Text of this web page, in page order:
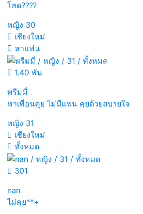
โสด????
หญิง 30
เชียงใหม่
หาแฟน
1.40 พัน
พรีมมี่
หาเพื่อนคุย ไม่มีเเฟน คุยด้วยสบายใจ
หญิง 31
เชียงใหม่
ทั้งหมด
301
nan
ไม่คุย**+